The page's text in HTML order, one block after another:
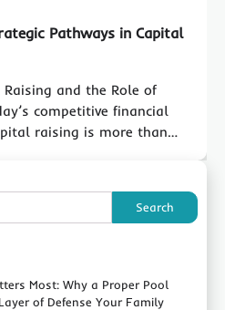
Pathways in Capital
and the Role of
competitive financial
raising is more than…
Search
Most: Why a Proper Pool
of Defense Your Family